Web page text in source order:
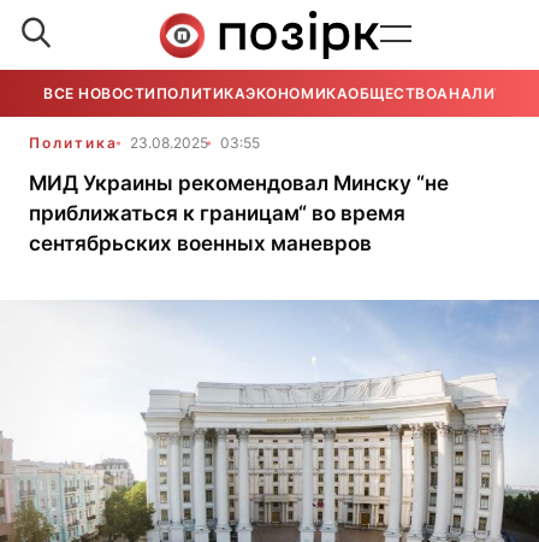
ВСЕ НОВОСТИ ПОЛИТИКАЭКОНОМИКАОБЩЕСТВОАНАЛИТИКА
Политика 23.08.2025 03:55
МИД Украины рекомендовал Минску “не
приближаться к границам“ во время
сентябрьских военных маневров